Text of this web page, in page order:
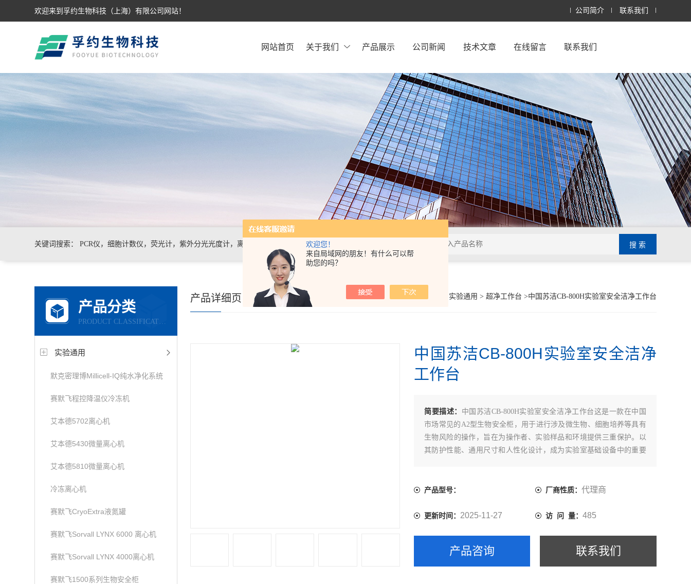
欢迎您！
来自局域网的朋友！有什么可以帮
助您的吗？
欢迎来到孚约生物科技（上海）有限公司网站！ 公司简介 联系我们
网站首页 关于我们 产品展示 公司新闻 技术文章 在线留言 联系我们
关键词搜索： PCR仪，细胞计数仪，荧光计，紫外分光光度计，离心机，电泳仪电泳槽，化学发光
产品分类
PRODUCT CLASSIFICATION
实验通用
默克密理博Millicell-IQ纯水净化系统
赛默飞程控降温仪冷冻机
艾本德5702离心机
艾本德5430微量离心机
艾本德5810微量离心机
冷冻离心机
赛默飞CryoExtra液氮罐
赛默飞Sorvall LYNX 6000 离心机
赛默飞Sorvall LYNX 4000离心机
赛默飞1500系列生物安全柜
你的位置： >产品展示 实验通用 > 超净工作台 >中国苏洁CB-800H实验室安全洁净工作台
产品详细页
中国苏洁CB-800H实验室安全洁净
工作台
简要描述： 中国苏洁CB-800H实验室安全洁净工作台这是一款在中国
市场常见的A2型生物安全柜，用于进行涉及微生物、细胞培养等具有
生物风险的操作，旨在为操作者、实验样品和环境提供三重保护。以
其防护性能、通用尺寸和人性化设计，成为实验室基础设备中的重要
产品型号： 厂商性质： 代理商
更新时间： 2025-11-27 访 问 量： 485
产品咨询 联系我们